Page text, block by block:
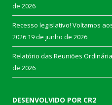
de 2026
Recesso legislativo! Voltamos
2026 19 de junho de 2026
Relatório das Reuniões
de 2026
DESENVOLVIDO POR CR2